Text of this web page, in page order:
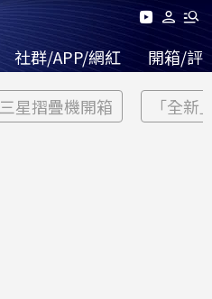
社群/APP/網紅 開箱/評
三星摺疊機開箱 「全新